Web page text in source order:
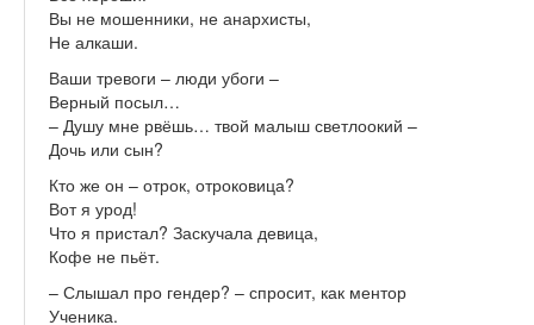
Вы не мошенники, не анархисты,
Не алкаши.
Ваши тревоги – люди убоги –
Верный посыл…
– Душу мне рвёшь… твой малыш светлоокий –
Дочь или сын?
Кто же он – отрок, отроковица?
Вот я урод!
Что я пристал? Заскучала девица,
Кофе не пьёт.
– Слышал про гендер? – спросит, как ментор
Ученика.